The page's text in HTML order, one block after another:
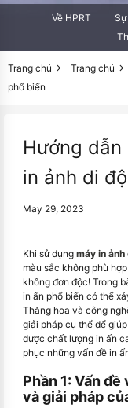
Về HPRT
Trang chủ Trang chủ
phổ biến
Hướng
in ảnh di
May 29, 2023
Khi sử dụng máy in ảnh
màu sắc không phù
không đơn độc! Trong
in ấn phổ biến có thể
Thăng hoa và công
giải pháp cụ thể để
được chất lượng in ấn
phục những vấn đề in
Phần 1: Vấn
và giải pháp